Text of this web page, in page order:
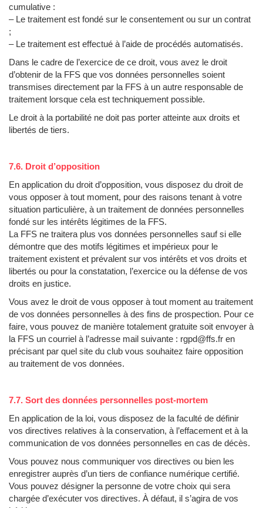
cumulative :
– Le traitement est fondé sur le consentement ou sur un contrat
;
– Le traitement est effectué à l’aide de procédés automatisés.
Dans le cadre de l’exercice de ce droit, vous avez le droit
d’obtenir de la FFS que vos données personnelles soient
transmises directement par la FFS à un autre responsable de
traitement lorsque cela est techniquement possible.
Le droit à la portabilité ne doit pas porter atteinte aux droits et
libertés de tiers.
7.6. Droit d’opposition
En application du droit d’opposition, vous disposez du droit de
vous opposer à tout moment, pour des raisons tenant à votre
situation particulière, à un traitement de données personnelles
fondé sur les intérêts légitimes de la FFS.
La FFS ne traitera plus vos données personnelles sauf si elle
démontre que des motifs légitimes et impérieux pour le
traitement existent et prévalent sur vos intérêts et vos droits et
libertés ou pour la constatation, l’exercice ou la défense de vos
droits en justice.
Vous avez le droit de vous opposer à tout moment au traitement
de vos données personnelles à des fins de prospection. Pour ce
faire, vous pouvez de manière totalement gratuite soit envoyer à
la FFS un courriel à l’adresse mail suivante : rgpd@ffs.fr en
précisant par quel site du club vous souhaitez faire opposition
au traitement de vos données.
7.7. Sort des données personnelles post-mortem
En application de la loi, vous disposez de la faculté de définir
vos directives relatives à la conservation, à l’effacement et à la
communication de vos données personnelles en cas de décès.
Vous pouvez nous communiquer vos directives ou bien les
enregistrer auprès d’un tiers de confiance numérique certifié.
Vous pouvez désigner la personne de votre choix qui sera
chargée d’exécuter vos directives. À défaut, il s’agira de vos